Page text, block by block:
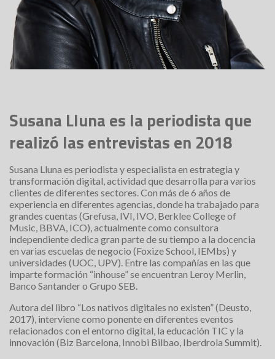
Susana Lluna es la periodista que
realizó las entrevistas en 2018
Susana Lluna es periodista y especialista en estrategia y
transformación digital, actividad que desarrolla para varios
clientes de diferentes sectores. Con más de 6 años de
experiencia en diferentes agencias, donde ha trabajado para
grandes cuentas (Grefusa, IVI, IVO, Berklee College of
Music, BBVA, ICO), actualmente como consultora
independiente dedica gran parte de su tiempo a la docencia
en varias escuelas de negocio (Foxize School, IEMbs) y
universidades (UOC, UPV). Entre las compañías en las que
imparte formación “inhouse” se encuentran Leroy Merlin,
Banco Santander o Grupo SEB.
Autora del libro “Los nativos digitales no existen” (Deusto,
2017), interviene como ponente en diferentes eventos
relacionados con el entorno digital, la educación TIC y la
innovación (Biz Barcelona, Innobi Bilbao, Iberdrola Summit).